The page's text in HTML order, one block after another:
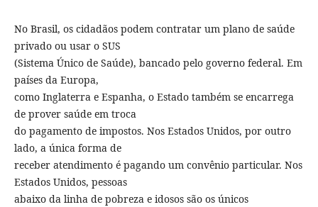
No Brasil, os cidadãos podem contratar um plano de saúde
privado ou usar o SUS
(Sistema Único de Saúde), bancado pelo governo federal. Em
países da Europa,
como Inglaterra e Espanha, o Estado também se encarrega
de prover saúde em troca
do pagamento de impostos. Nos Estados Unidos, por outro
lado, a única forma de
receber atendimento é pagando um convênio particular. Nos
Estados Unidos, pessoas
abaixo da linha de pobreza e idosos são os únicos